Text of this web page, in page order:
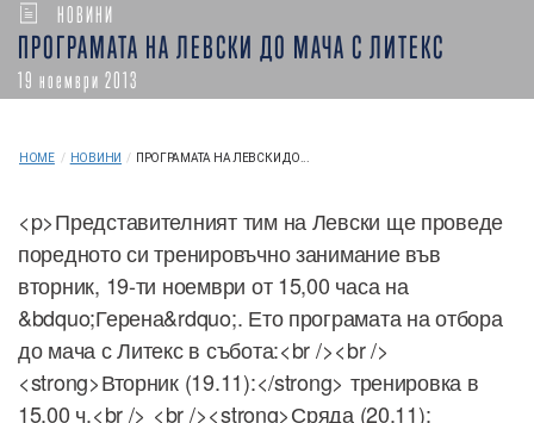
НОВИНИ
ПРОГРАМАТА НА ЛЕВСКИ ДО МАЧА С ЛИТЕКС
19 ноември 2013
HOME / НОВИНИ / ПРОГРАМАТА НА ЛЕВСКИ ДО...
<p>Представителният тим на Левски ще проведе
поредното си тренировъчно занимание във
вторник, 19-ти ноември от 15,00 часа на
&bdquo;Герена&rdquo;. Ето програмата на отбора
до мача с Литекс в събота:<br /><br />
<strong>Вторник (19.11):</strong> тренировка в
15,00 ч.<br /> <br /><strong>Сряда (20.11):